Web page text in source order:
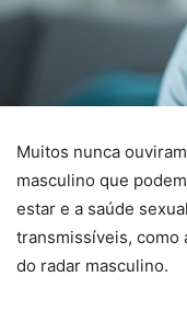
Muitos nunca
masculino que
estar e a saúde
transmissíveis, como
do radar masculino.